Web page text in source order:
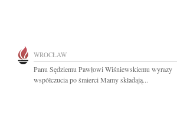
WROCŁAW
Panu Sędziemu Pawłowi Wiśniewskiemu wyrazy
współczucia po śmierci Mamy składają...